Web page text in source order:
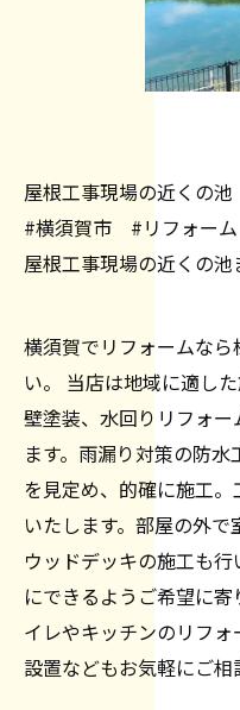
屋根工事現場の近くの池
#横須賀市 #リフォー
屋根工事現場の近くの池
横須賀でリフォームな
い。 当店は地域に適し
壁塗装、水回りリフォ
ます。雨漏り対策の防
を見定め、的確に施工
いたします。部屋の外
ウッドデッキの施工も
にできるようご希望に
イレやキッチンのリフ
設置などもお気軽にご相